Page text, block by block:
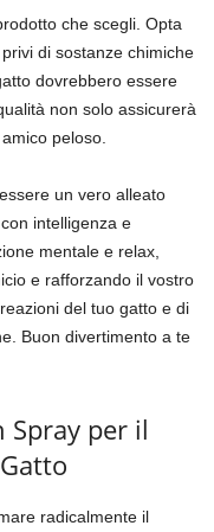
che scegli. Opta
di sostanze chimiche
dovrebbero essere
non solo assicurerà
peloso.
un vero alleato
intelligenza e
mentale e relax,
e rafforzando il vostro
del tuo gatto e di
Buon divertimento a te
Spray per il
radicalmente il